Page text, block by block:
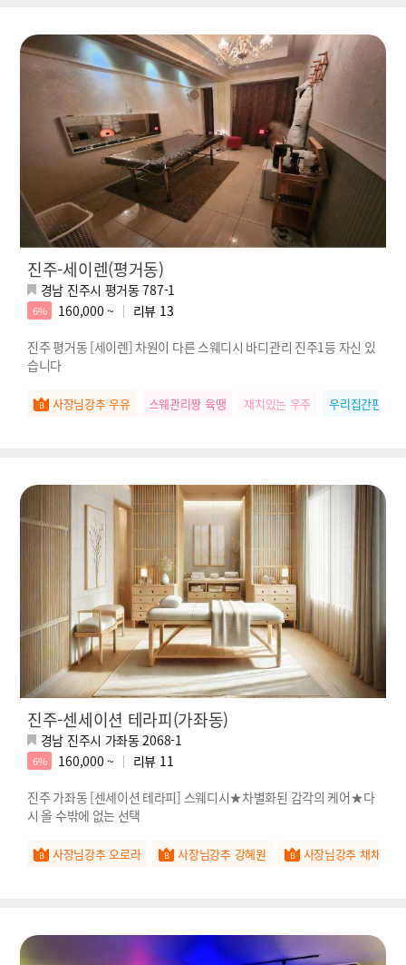
진주-세이렌(평거동)
경남 진주시 평거동 787-1
6% 160,000 ~ 리뷰 13
진주 평거동 [세이렌] 차원이 다른 스웨디시 바디관리 진주1등 자신 있
습니다
사장님강추 우유 스웨관리짱 육땡 재치있는 우주 우리집간판 나나
진주-센세이션 테라피(가좌동)
경남 진주시 가좌동 2068-1
6% 160,000 ~ 리뷰 11
진주 가좌동 [센세이션 테라피] 스웨디시★차별화된 감각의 케어★다
시 올 수밖에 없는 선택
사장님강추 오로라 사장님강추 강혜원 사장님강추 채채